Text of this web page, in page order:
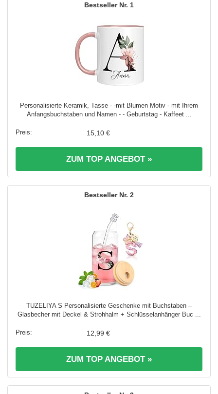
1
Personalisierte Keramik, Tasse - -mit Blumen Motiv - mit Ihrem
Anfangsbuchstaben und Namen - - Geburtstag - Kaffeet ...
15,10 €
ZUM TOP ANGEBOT »
2
TUZELIYA S Personalisierte Geschenke mit Buchstaben –
Glasbecher mit Deckel & Strohhalm + Schlüsselanhänger Buc ...
12,99 €
ZUM TOP ANGEBOT »